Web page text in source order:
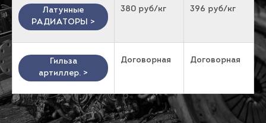
Латунные
РАДИАТОРЫ >
380 руб/кг 396 руб/кг
Гильза
артиллер. >
Договорная Договорная